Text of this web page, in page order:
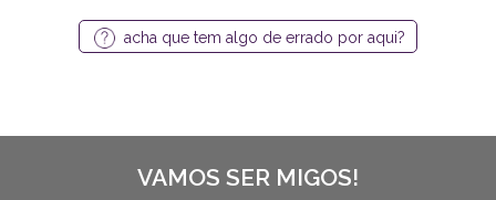
acha que tem algo de errado por aqui?
VAMOS SER MIGOS!